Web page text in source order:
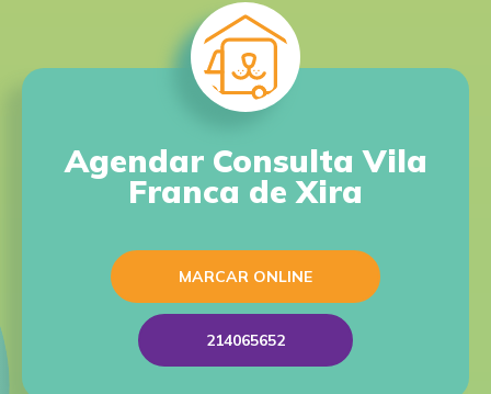
Agendar Consulta Vila
Franca de Xira
MARCAR ONLINE
214065652